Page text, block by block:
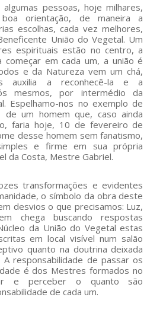
pessoas, hoje milhares,
orientação, de maneira a
escolhas, cada vez melhores,
União do Vegetal. Um
espirituais estão no centro, a
começar em cada um, a união é
e da Natureza vem um chá,
auxilia a reconhecê-la e a
mesmos, por intermédio da
Espelhamo-nos no exemplo de
um homem que, caso ainda
faria hoje, 10 de fevereiro de
desse homem sem fanatismo,
e firme em sua própria
da Costa, Mestre Gabriel.
transformações e evidentes
o símbolo da obra deste
desvios o que precisamos: Luz,
chega buscando respostas
da União do Vegetal estas
em local visível num salão
quanto na doutrina deixada
responsabilidade de passar os
é dos Mestres formados no
e perceber o quanto são
de cada um.